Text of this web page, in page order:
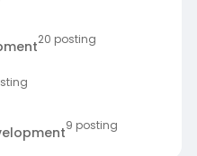
20 posting
9 posting